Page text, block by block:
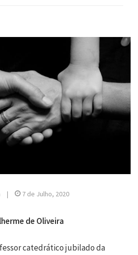
| 7 de Julho, 2020
de Oliveira
catedrático jubilado da